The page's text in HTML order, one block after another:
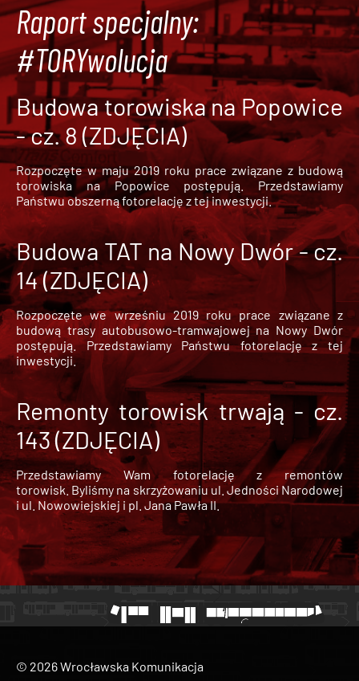
Raport specjalny:
#TORYwolucja
Budowa torowiska na Popowice
- cz. 8 (ZDJĘCIA)
Rozpoczęte w maju 2019 roku prace związane z budową
torowiska na Popowice
postępują. Przedstawiamy
Państwu obszerną fotorelację z tej inwestycji.
Budowa TAT na Nowy Dwór - cz.
14 (ZDJĘCIA)
Rozpoczęte we wrześniu 2019 roku prace związane z
budową trasy autobusowo-tramwajowej na Nowy Dwór
postępują. Przedstawiamy Państwu fotorelację z tej
inwestycji.
Remonty torowisk trwają - cz.
143 (ZDJĘCIA)
Przedstawiamy Wam fotorelację z remontów
torowisk. Byliśmy na skrzyżowaniu ul. Jedności Narodowej
i ul. Nowowiejskiej i pl. Jana Pawła II.
© 2026 Wrocławska Komunikacja